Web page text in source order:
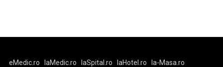
eMedic.ro laMedic.ro laSpital.ro laHotel.ro
la-Masa.ro